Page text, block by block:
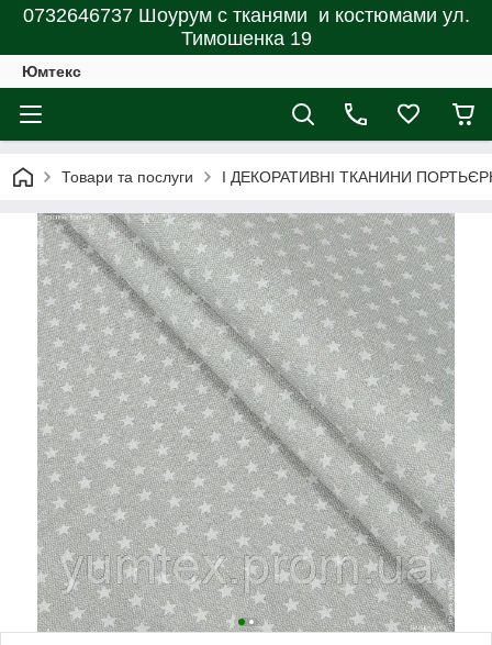
0732646737 Шоурум с тканями и костюмами ул.
Тимошенка 19
Юмтекс
Товари та послуги І ДЕКОРАТИВНІ ТКАНИНИ